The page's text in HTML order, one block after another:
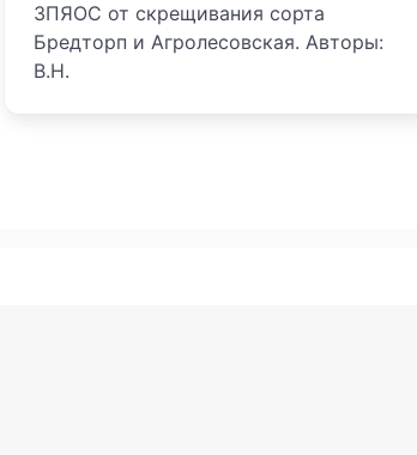
ЗПЯОС от скрещивания сорта
Бредторп и Агролесовская. Авторы:
В.Н.